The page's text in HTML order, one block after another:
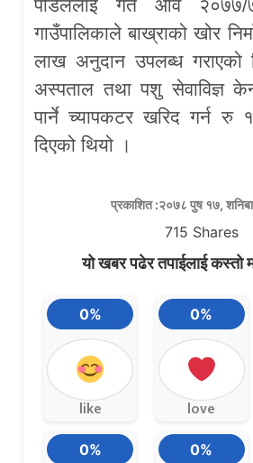
पौडेललाई गत आव २०७७/
गाउँपालिकाले बाख्राको खोर
लाख अनुदान उपलब्ध गराएको
अस्पताल तथा पशु सेवाविज्ञ
पार्ने च्यापकटर खरिद गर्न रु
दिएको थियो ।
प्रकाशित :२०७८ पुष १७,
715 Shares
यो खबर पढेर तपाईलाई कस्तो
0%
like
0%
love
0% 0%